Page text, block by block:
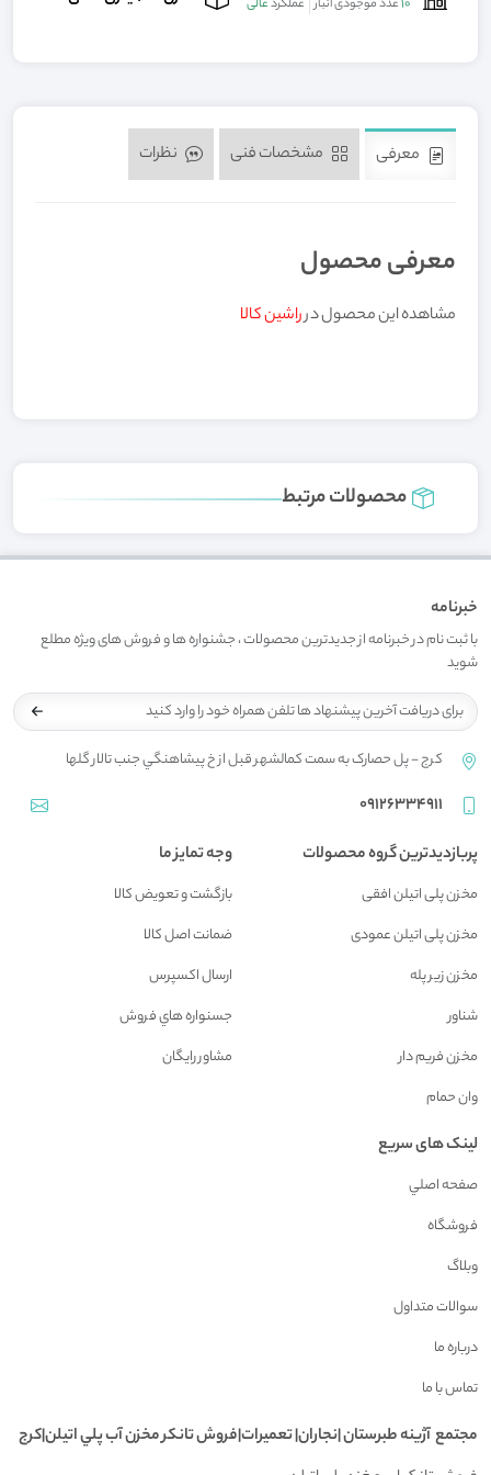
10عدد موجودی انبار عملکردعالی
معرفی
معرفی محصول
مشاهده این محصول درراشین کالا
محصولات مرتبط
خبرنامه
با ثبت نام در خبرنامه از جدیدترین محصولات ، جشنواره ها و فروش های ویژه مطلع
شوید
کرج - پل حصارک به سمت کمالشهر قبل از خ پيشاهنگي جنب تالار گلها
09126334911
پربازدیدترین گروه محصولات
مخزن پلی اتیلن افقی
مخزن پلی اتیلن عمودی
مخزن زیر پله
شناور
مخزن فريم دار
وان حمام
وجه تمایز ما
بازگشت و تعويض کالا
ضمانت اصل کالا
ارسال اکسپرس
جسنواره هاي فروش
مشاور رايگان
لینک های سریع
صفحه اصلي
فروشگاه
وبلاگ
سوالات متداول
درباره ما
تماس با ما
مجتمع آژينه طبرستان |نجاران| تعميرات|فروش تانکر مخزن آب پلي اتيلن|کرج